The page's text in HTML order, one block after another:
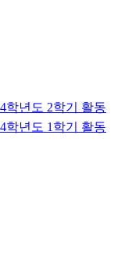
학년도 2학기 활동
학년도 1학기 활동